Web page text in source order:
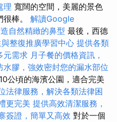
理 寬闊的空間，美麗的景色
棒。 解讀Google
自然精緻的鼻型 最後，西德
整復推廣學習中心 提供各類
元需求 月子餐的價格資訊，
水膠，強效密封您的漏水部位
公頃的海濱公園，適合完美
法律服務，解決各類法律困
更完美 提供高效清潔服務，
簽證，簡單又高效 對於一個